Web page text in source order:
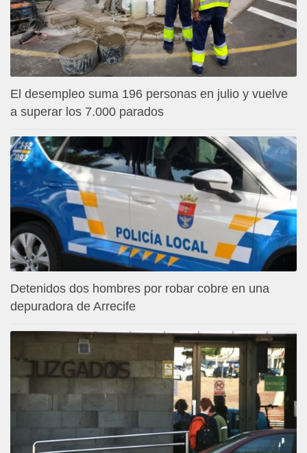
El desempleo suma 196 personas en julio y vuelve
a superar los 7.000 parados
Detenidos dos hombres por robar cobre en una
depuradora de Arrecife